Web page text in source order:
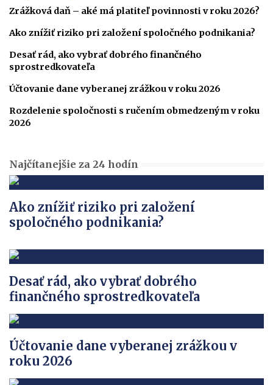
Zrážková daň – aké má platiteľ povinnosti v roku 2026?
Ako znížiť riziko pri založení spoločného podnikania?
Desať rád, ako vybrať dobrého finančného
sprostredkovateľa
Účtovanie dane vyberanej zrážkou v roku 2026
Rozdelenie spoločnosti s ručením obmedzeným v roku
2026
Najčítanejšie za 24 hodín
Ako znížiť riziko pri založení
spoločného podnikania?
Desať rád, ako vybrať dobrého
finančného sprostredkovateľa
Účtovanie dane vyberanej zrážkou v
roku 2026